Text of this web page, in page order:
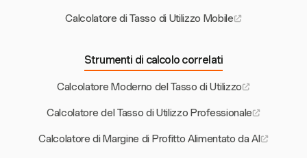
Calcolatore di Tasso di Utilizzo Mobile
Strumenti di calcolo correlati
Calcolatore Moderno del Tasso di Utilizzo
Calcolatore del Tasso di Utilizzo Professionale
Calcolatore di Margine di Profitto Alimentato da AI